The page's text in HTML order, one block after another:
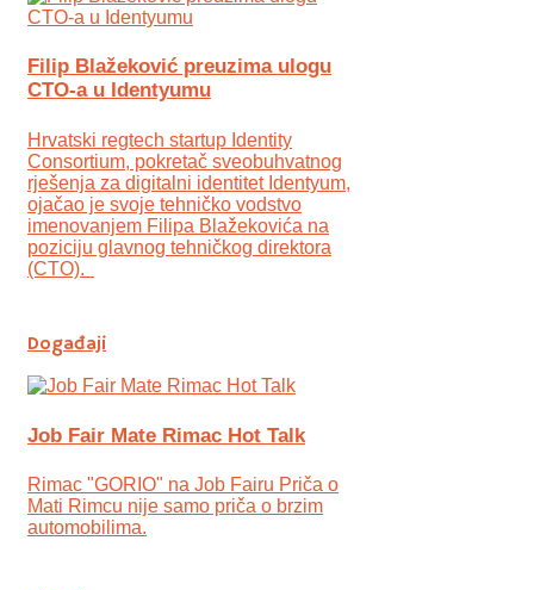
Filip Blažeković preuzima ulogu
CTO-a u Identyumu
Hrvatski regtech startup Identity
Consortium, pokretač sveobuhvatnog
rješenja za digitalni identitet Identyum,
ojаčao je svoje tehničko vodstvo
imenovanjem Filipa Blažekovića na
poziciju glavnog tehničkog direktora
(CTO).
Događaji
Job Fair Mate Rimac Hot Talk
Rimac "GORIO" na Job Fairu Priča o
Mati Rimcu nije samo priča o brzim
automobilima.